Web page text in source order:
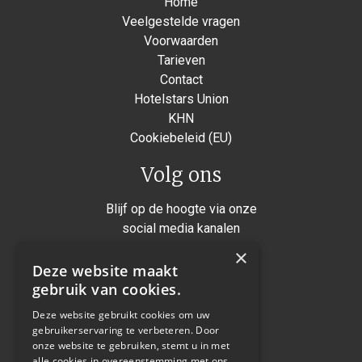
Veelgestelde vragen
Voorwaarden
Tarieven
Contact
Hotelstars Union
KHN
Cookiebeleid (EU)
Volg ons
Blijf op de hoogte via onze
social media kanalen
Instagram
Facebook
Linkedin
×
Deze website maakt
gebruik van cookies.
Deze website gebruikt cookies om uw
gebruikerservaring te verbeteren. Door
onze website te gebruiken, stemt u in met